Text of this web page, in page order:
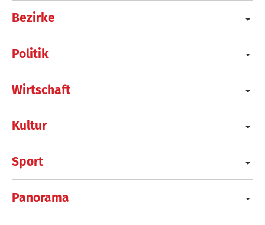
Bezirke
Politik
Wirtschaft
Kultur
Sport
Panorama